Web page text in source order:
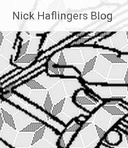
Inhalt
springen
Nick Haflingers Blog